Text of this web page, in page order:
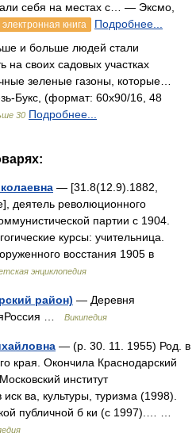
себя на местах с… — Эксмо,
электронная книга
Подробнее...
и больше людей стали
на своих садовых участках
зеленые газоны, которые…
Букс, (формат: 60x90/16, 48
30 Подробнее...
— [31.8(12.9).1882,
деятель революционного
партии с 1904.
курсы: учительница.
восстания 1905 в
энциклопедия
район) — Деревня
…
Википедия
— (р. 30. 11. 1955) Род. в
края. Окончила Краснодарский
институт
ва, культуры, туризма (1998).
публичной б ки (с 1997).… …